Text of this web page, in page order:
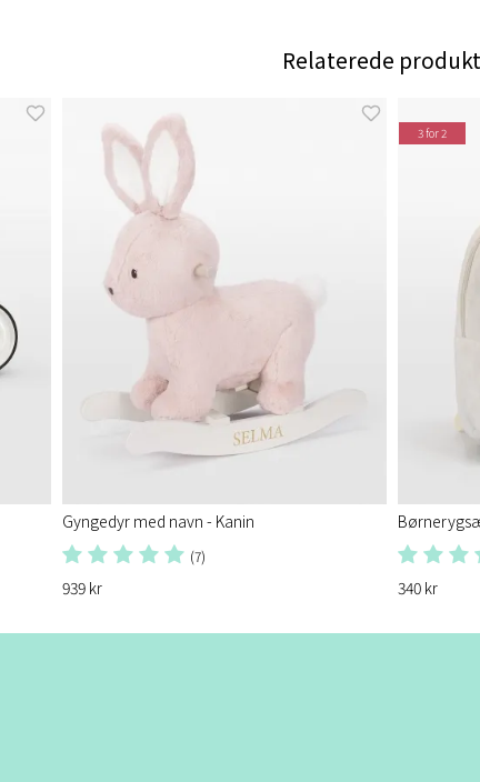
Relaterede
Gyngedyr med navn - Kanin
(7)
939 kr
3 for 2
340 kr